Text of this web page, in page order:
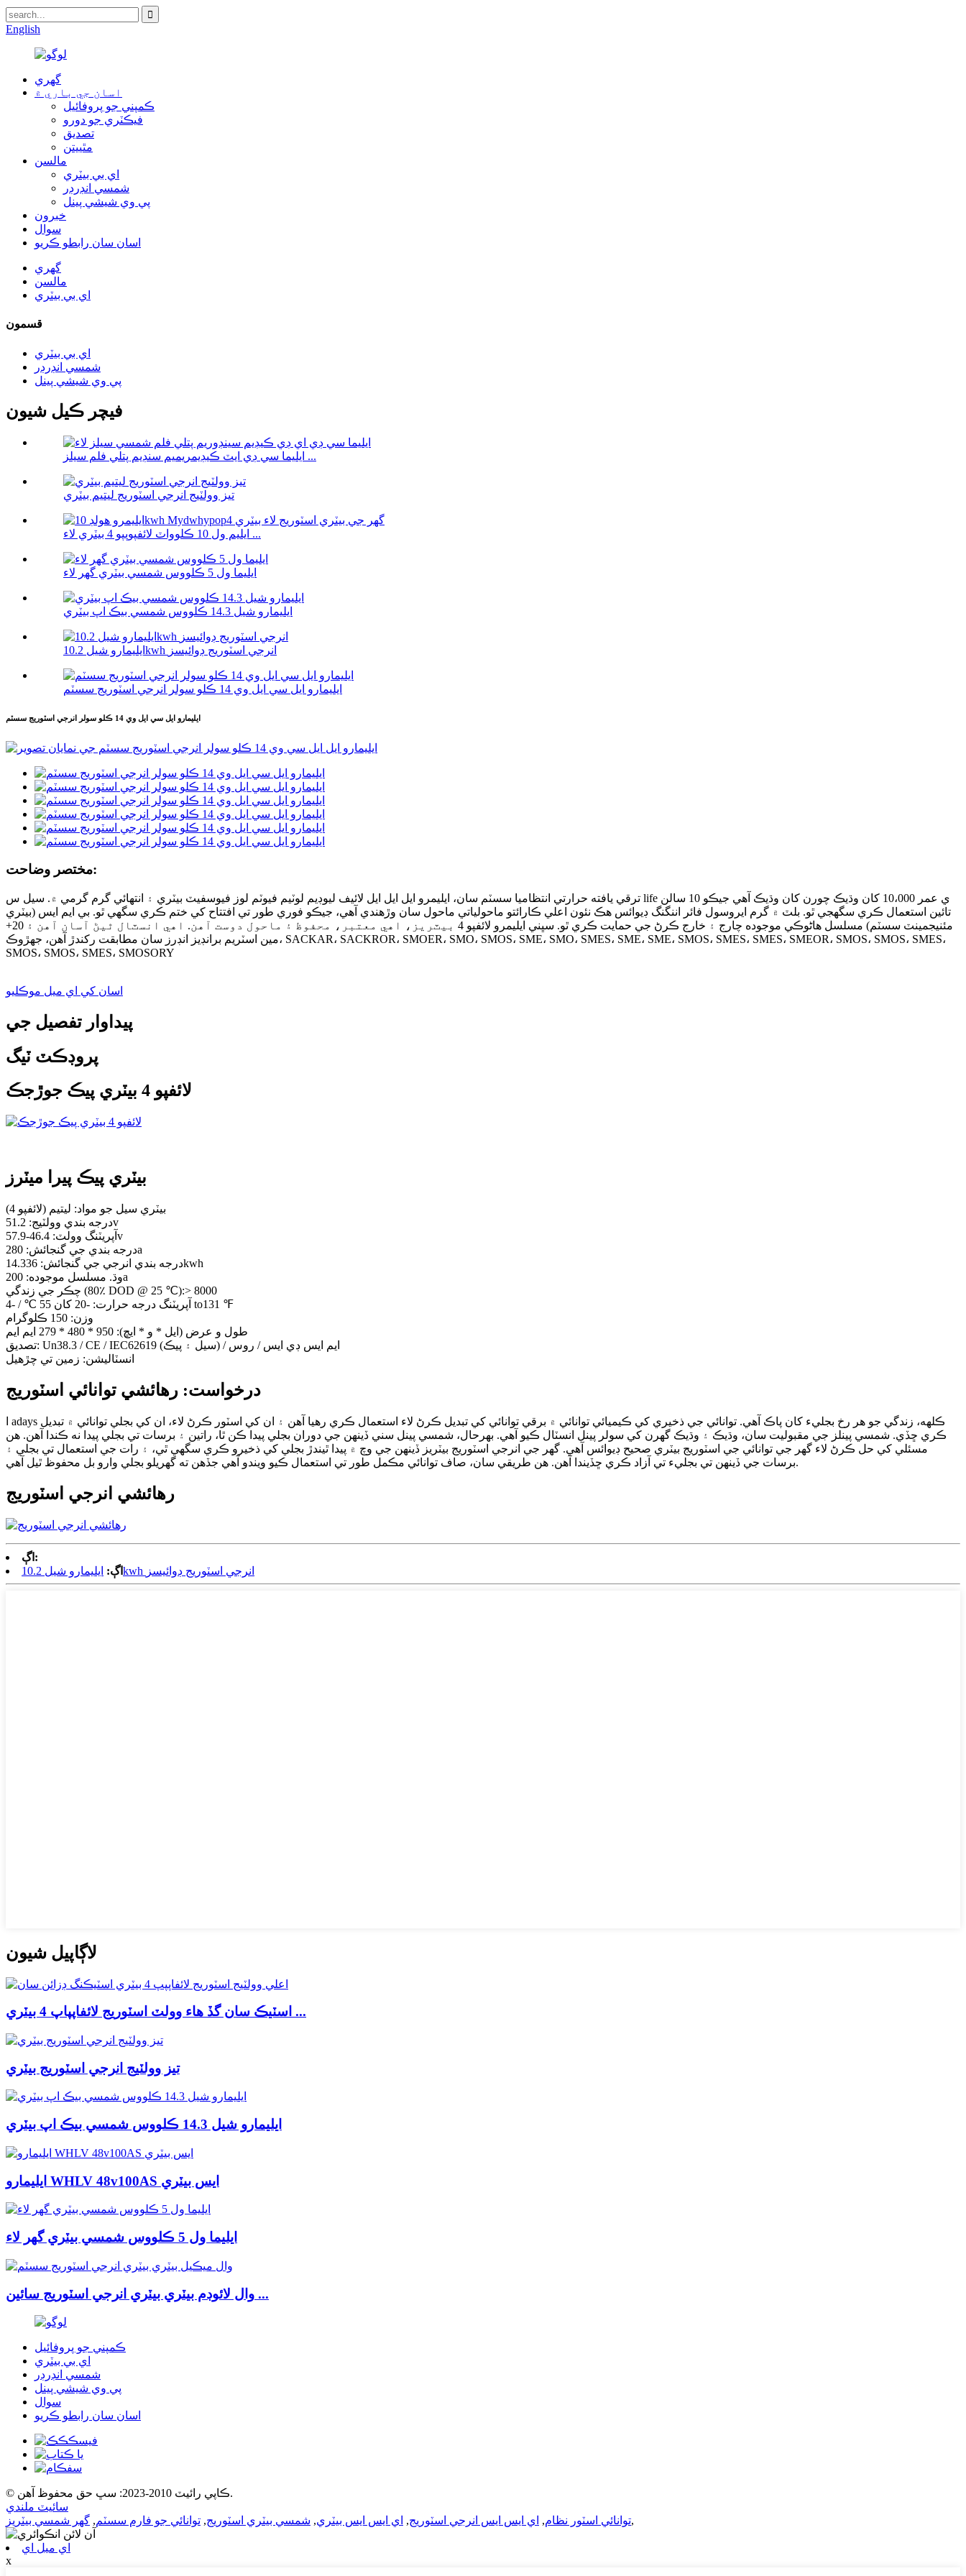
English
گهري
اسان جي باري ۾
ڪمپني جو پروفائيل
فيڪٽري جو دورو
تصديق
مٿييتن
مالسن
اي بي بيٽري
شمسي انڊرڊر
پي وي شيشي پينل
خبرون
سوال
اسان سان رابطو ڪريو
گهري
مالسن
اي بي بيٽري
قسمون
اي بي بيٽري
شمسي انڊرڊر
پي وي شيشي پينل
فيچر ڪيل شيون
ايليما سي ڊي ايٽ ڪيڊيمريميم سنڊيم پتلي فلم سيلز ...
تيز وولٽيج انرجي اسٽوريج ليتيم بيٽري
ايليم ول 10 ڪلوواٽ لائفپوپپو 4 بيٽري لاء ...
ايليما ول 5 ڪلووس شمسي بيٽري گهر لاء
ايليمارو شيل 14.3 ڪلووس شمسي بيڪ اپ بيٽري
ايليمارو شيل 10.2kwh انرجي اسٽوريج ڊوائيسز
ايليمارو ايل سي ايل وي 14 ڪلو سولر انرجي اسٽوريج سسٽم
ايليمارو ايل سي ايل وي 14 ڪلو سولر انرجي اسٽوريج سسٽم
مختصر وضاحت:
ترقي يافته حرارتي انتظاميا سسٽم سان، ايليمرو ايل ايل ايل لائيف ليوڊيم لوٽيم فيوٽم لوز فيوسفيٽ بيٽري ۽ انتهائي گرم گرمي ۾. سيل س life ي عمر 10،000 کان وڌيڪ چورن کان وڌيڪ آهي جيڪو 10 سالن
تائين استعمال ڪري سگهجي ٿو. بلٽ ۾ گرم ايروسول فائر اننگنگ ڊيوائس هڪ نئون اعلي ڪارائتو ماحولياتي ماحول سان وڙهندي آهي، جيڪو فوري طور تي افتتاح کي ختم ڪري سگهي ٿو. بي ايم ايس (بيٽري
مئنيجمينٽ سسٽم) مسلسل هاڻوڪي موجوده چارج ۽ خارج ڪرڻ جي حمايت ڪري ٿو. سڀني ايليمرو لائفپو 4 بيٽريز، اهي معتبر، محفوظ ۽ ماحول دوست آهن. اهي انسٽال ٿيڻ آسان آهن ۽ 20+
مين اسٽريم برانڊيز انڊرز سان مطابقت رکندڙ آهن، جهڙوڪ، SACKAR، SACKROR، SMOER، SMO، SMOS، SME، SMO، SMES، SME، SME، SMOS، SMES، SMES، SMEOR، SMOS، SMOS، SMES،
SMOS، SMOS، SMES، SMOSORY
اسان کي اي ميل موڪليو
پيداوار تفصيل جي
پروڊڪٽ ٽيگ
لائفپو 4 بيٽري پيڪ جوڙجڪ
بيٽري پيڪ پيرا ميٽرز
بيٽري سيل جو مواد: ليتيم (لائفپو 4)
درجه بندي وولٽيج: 51.2v
آپريٽنگ وولٽ: 46.4-57.9v
درجه بندي جي گنجائش: 280a
درجه بندي انرجي جي گنجائش: 14.336kwh
وڌ. مسلسل موجوده: 200a
چڪر جي زندگي (80٪ DOD @ 25 ℃):> 8000
آپريٽنگ درجه حرارت: -20 کان 55 ℃ / -4 to131 ℉
وزن: 150 ڪلوگرام
طول و عرض (ايل * و * ايڇ): 950 * 480 * 279 ايم ايم
تصديق: Un38.3 / CE / IEC62619 (سيل ۽ پيڪ) / ايم ايس ڊي ايس / روس
انسٽاليشن: زمين تي چڙهيل
درخواست: رهائشي توانائي اسٽوريج
ڪري ڇڏي. شمسي پينلز جي مقبوليت سان، وڌيڪ ۽ وڌيڪ گهرن کي سولر پينل انسٽال ڪيو آهي. بهرحال، شمسي پينل سني ڏينهن جي دوران بجلي پيدا ڪن ٿا، راتين ۽ برسات تي بجلي پيدا نه ڪندا آهن. هن
مسئلي کي حل ڪرڻ لاء گهر جي توانائي جي اسٽوريج بيٽري صحيح ڊيوائس آهي. گهر جي انرجي اسٽوريج بيٽريز ڏينهن جي وچ ۾ پيدا ٿيندڙ بجلي کي ذخيرو ڪري سگهي ٿي، ۽ رات جي استعمال تي بجلي ۽
برسات جي ڏينهن تي بجليء تي آزاد ڪري ڇڏيندا آهن. هن طريقي سان، صاف توانائي مڪمل طور تي استعمال ڪيو ويندو آهي جڏهن ته گهريلو بجلي وارو بل محفوظ ٿيل آهي.
رهائشي انرجي اسٽوريج
اڳ:
اڳ:
ايليمارو شيل 10.2kwh انرجي اسٽوريج ڊوائيسز
لاڳاپيل شيون
اسٽيڪ سان گڏ هاء وولٽ اسٽوريج لائفاپپاپ 4 بيٽري ...
تيز وولٽيج انرجي اسٽوريج بيٽري
ايليمارو شيل 14.3 ڪلووس شمسي بيڪ اپ بيٽري
ايليمارو WHLV 48v100AS ايس بيٽري
ايليما ول 5 ڪلووس شمسي بيٽري گهر لاء
وال لائوڊم بيٽري بيٽري انرجي اسٽوريج سائين ...
ڪمپني جو پروفائيل
اي بي بيٽري
شمسي انڊرڊر
پي وي شيشي پينل
سوال
اسان سان رابطو ڪريو
© ڪاپي رائيٽ 2010-2023: سڀ حق محفوظ آهن.
سائيٽ ملندي
توانائي اسٽور نظام, اي ايس ايس انرجي اسٽوريج, اي ايس ايس بيٽري, شمسي بيٽري اسٽوريج, توانائي جو فارم سسٽم, گهر شمسي بيٽريز ,
اي ميل اي
x